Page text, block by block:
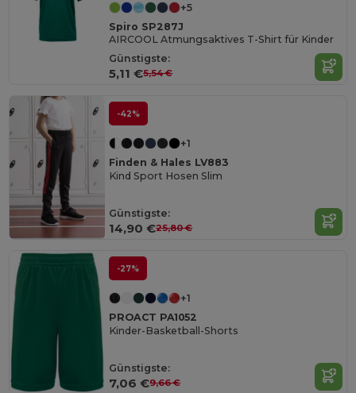
+5
Spiro SP287J
AIRCOOL Atmungsaktives T-Shirt für Kinder
Günstigste:
5,11 €5,54 €
-42%
+1
Finden & Hales LV883
Kind Sport Hosen Slim
Günstigste:
14,90 €25,80 €
-27%
+1
PROACT PA1052
Kinder-Basketball-Shorts
Günstigste:
7,06 €9,66 €